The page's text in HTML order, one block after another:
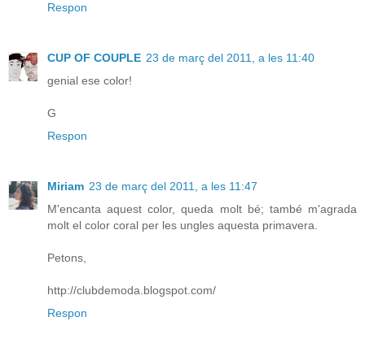
Respon
CUP OF COUPLE 23 de març del 2011, a les 11:40
genial ese color!
G
Respon
Miriam 23 de març del 2011, a les 11:47
M'encanta aquest color, queda molt bé; també m'agrada
molt el color coral per les ungles aquesta primavera.
Petons,
http://clubdemoda.blogspot.com/
Respon